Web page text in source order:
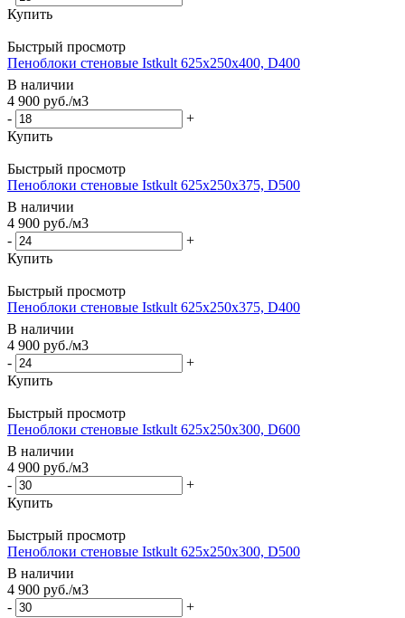
Купить
Быстрый просмотр
Пеноблоки стеновые Istkult 625x250x400, D400
В наличии
4 900 руб./м3
-
+
Купить
Быстрый просмотр
Пеноблоки стеновые Istkult 625x250x375, D500
В наличии
4 900 руб./м3
-
+
Купить
Быстрый просмотр
Пеноблоки стеновые Istkult 625x250x375, D400
В наличии
4 900 руб./м3
-
+
Купить
Быстрый просмотр
Пеноблоки стеновые Istkult 625x250x300, D600
В наличии
4 900 руб./м3
-
+
Купить
Быстрый просмотр
Пеноблоки стеновые Istkult 625x250x300, D500
В наличии
4 900 руб./м3
-
+